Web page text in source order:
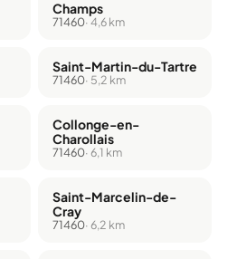
Champs
71460· 4,6 km
Saint-Martin-du-Tartre
71460· 5,2 km
Collonge-en-
Charollais
71460· 6,1 km
Saint-Marcelin-de-
Cray
71460· 6,2 km